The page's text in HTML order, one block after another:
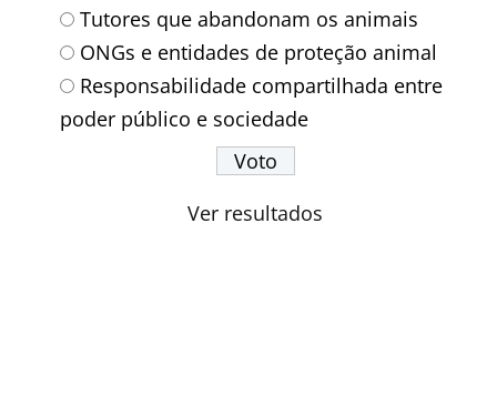
Tutores que abandonam os animais
ONGs e entidades de proteção animal
Responsabilidade compartilhada entre
poder público e sociedade
Ver resultados